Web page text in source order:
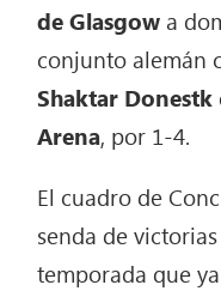
de Glasgowa
conjunto alemán
Shaktar Donestk
Arena, por 1-4.
El cuadro de
senda de
temporada que